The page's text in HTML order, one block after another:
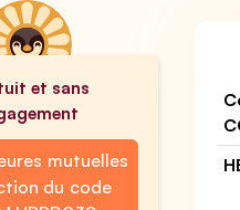
et sans
mutuelles
du code